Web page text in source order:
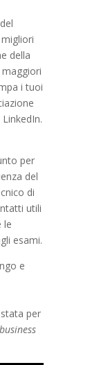
della
i tuoi
per
del
di
utili
le
esami.
e
per
business